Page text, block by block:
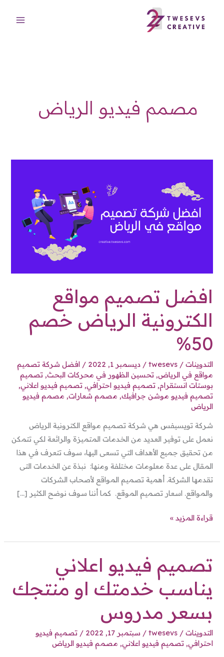
مصمم فيديو الرياض
افضل تصميم مواقع
الكترونية الرياض خصم
50%
التدوينات /
twesevs
/ديسمبر 1, 2022 /افضل شركة تصميم
مواقع في الرياض,تحسين الظهور في محركات البحث,تصميم
بوستات انستقرام,تصميم فيديو احترافي,تصميم فيديو اعلاني,
تصميم فيديو موشن جرافيك, مصمم شعارات, مصمم فيديو
الرياض
شركة تويسيفس هي شركة تصميم مواقع الكترونية الرياض
نعمل على توفير العديد من الخدمات المتميزة والرائعة لكي تتمكن
من تحقيق جميع الأهداف التي تسعى اليها، سوف تتعرف في هذا
المقال على عدة معلومات مختلفة ومنها: نبذة عن الخدمات التى
تقدمها الشركة. أهمية تصميم المواقع لأصحاب الشركات
والمواقع. اسعار تصميم الموقع. كما أننا سوف نوضح الكثير […]
مواقع
الكترونية
الرياض
خصم
قراءة المزيد »
تصميم فيديو اعلاني
يناسب خدمتك او منتجك
بسعر مدروس
التدوينات /
twesevs
/ سبتمبر 17, 2022 /تصميم فيديو
احترافي,تصميم فيديو اعلاني, مصمم فيديو الرياض
تصميم
فيديو
اعلاني
يناسب
خدمتك
منتجك